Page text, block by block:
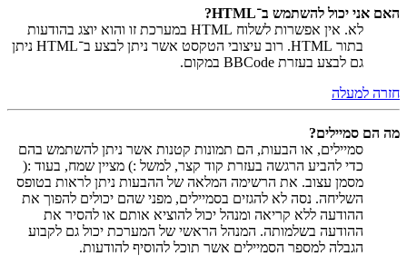
האם אני יכול להשתמש ב־HTML?
לא. אין אפשרות לשלוח HTML במערכת זו והוא יוצג בהודעות
בתור HTML. רוב עיצובי הטקסט אשר ניתן לבצע ב־HTML ניתן
גם לבצע בעזרת BBCode במקום.
חזרה למעלה
מה הם סמיילים?
סמיילים, או הבעות, הם תמונות קטנות אשר ניתן להשתמש בהם
כדי להביע הרגשה בעזרת קוד קצר, למשל :) מציין שמח, בעוד :(
מסמן עצוב. את הרשימה המלאה של ההבעות ניתן לראות בטופס
השליחה. נסה לא להגזים בסמיילים, מפני שהם יכולים להפוך את
ההודעה ללא קריאה ומנהל יכול להוציא אותם או להסיר את
ההודעה בשלמותה. המנהל הראשי של המערכת יכול גם לקבוע
הגבלה למספר הסמיילים אשר תוכל להוסיף להודעות.